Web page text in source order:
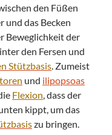
den Füßen
und das Becken
Beweglichkeit der
den Fersen und
Stützbasis. Zumeist
und ilipopsoas
Flexion, dass der
kippt, um das
zu bringen.